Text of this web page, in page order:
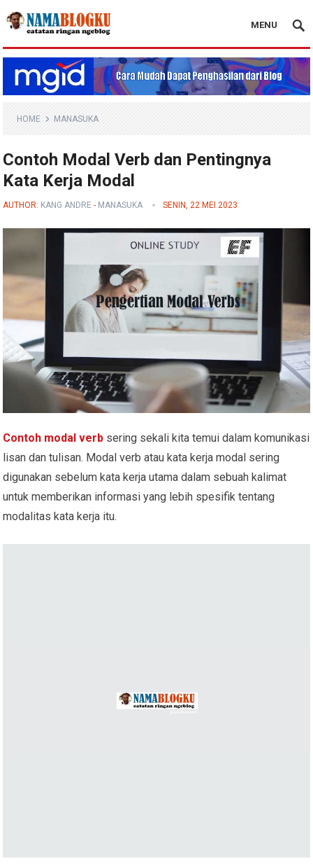
Nama Blogku
MENU
HOME MANASUKA
Contoh Modal Verb dan Pentingnya
Kata Kerja Modal
AUTHOR: KANG ANDRE - MANASUKA SENIN, 22 MEI 2023
Contoh modal verb sering sekali kita temui dalam komunikasi
lisan dan tulisan. Modal verb atau kata kerja modal sering
digunakan sebelum kata kerja utama dalam sebuah kalimat
untuk memberikan informasi yang lebih spesifik tentang
modalitas kata kerja itu.